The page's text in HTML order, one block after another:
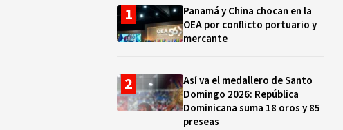
Panamá y China chocan en la
OEA por conflicto portuario y
mercante
Así va el medallero de Santo
Domingo 2026: República
Dominicana suma 18 oros y 85
preseas